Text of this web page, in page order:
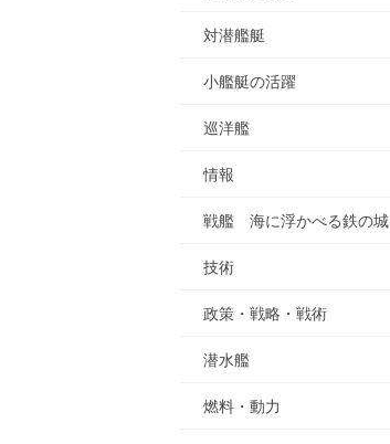
対潜艦艇
小艦艇の活躍
巡洋艦
情報
戦艦 海に浮かべる鉄の城
技術
政策・戦略・戦術
潜水艦
燃料・動力